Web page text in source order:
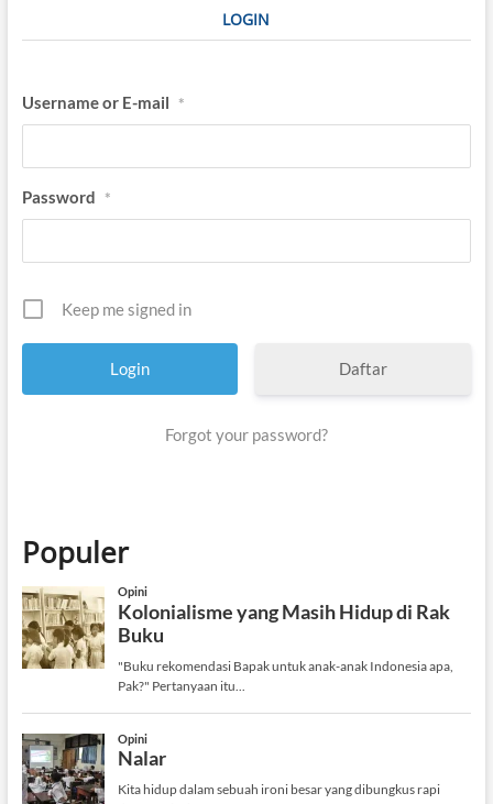
LOGIN
Username or E-mail *
Password *
Keep me signed in
Daftar
Forgot your password?
Populer